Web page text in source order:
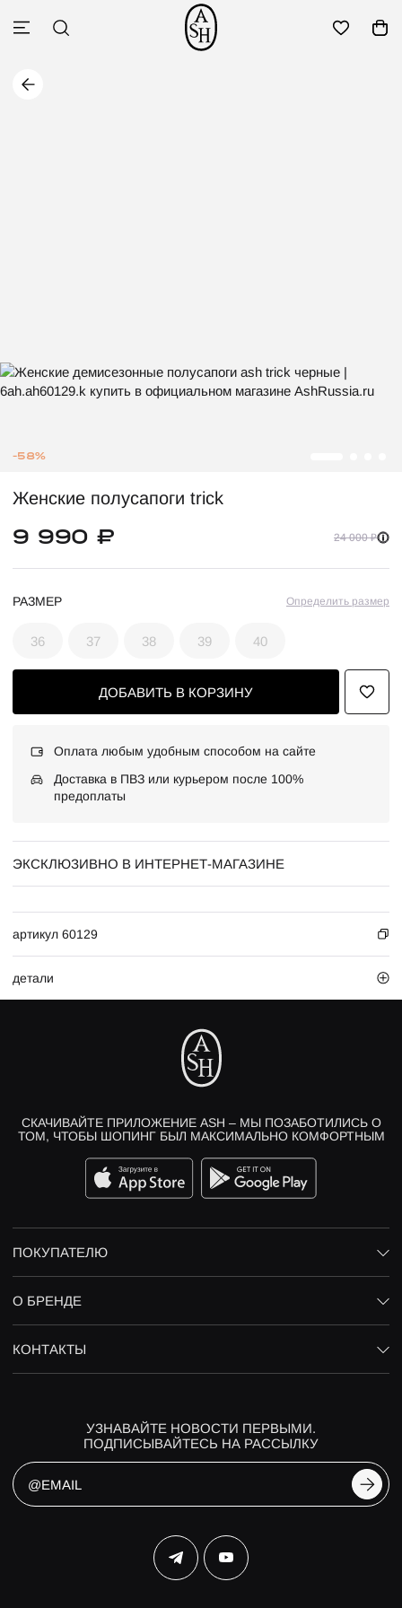
-58%
Женские полусапоги trick
9 990 ₽ 24 000 ₽
РАЗМЕР Определить размер
36 37 38 39 40
ДОБАВИТЬ В КОРЗИНУ
Оплата любым удобным способом на сайте
Доставка в ПВЗ или курьером после 100%
предоплаты
ЭКСКЛЮЗИВНО В ИНТЕРНЕТ-МАГАЗИНЕ
артикул 60129
детали
СКАЧИВАЙТЕ ПРИЛОЖЕНИЕ ASH – МЫ ПОЗАБОТИЛИСЬ О
ТОМ, ЧТОБЫ ШОПИНГ БЫЛ МАКСИМАЛЬНО КОМФОРТНЫМ
ПОКУПАТЕЛЮ
О БРЕНДЕ
КОНТАКТЫ
УЗНАВАЙТЕ НОВОСТИ ПЕРВЫМИ.
ПОДПИСЫВАЙТЕСЬ НА РАССЫЛКУ